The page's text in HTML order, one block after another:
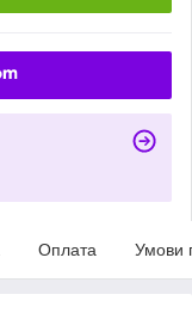
Оплата Умови